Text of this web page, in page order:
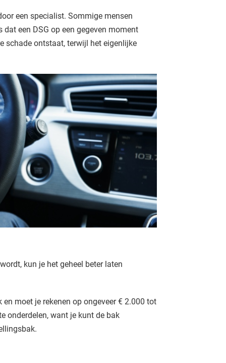
een specialist. Sommige mensen
een DSG op een gegeven moment
schade ontstaat, terwijl het eigenlijke
kun je het geheel beter laten
moet je rekenen op ongeveer € 2.000 tot
onderdelen, want je kunt de bak